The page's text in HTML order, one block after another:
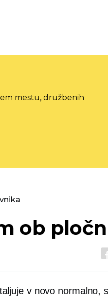
mestu, družbenih
ob
v novo normalno,